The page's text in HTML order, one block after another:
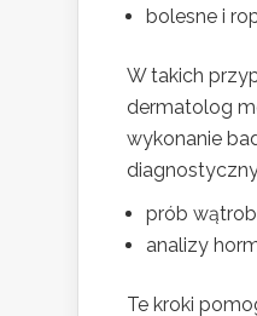
bolesne i
W takich
dermatolog
wykonanie
prób
analizy
Te kroki